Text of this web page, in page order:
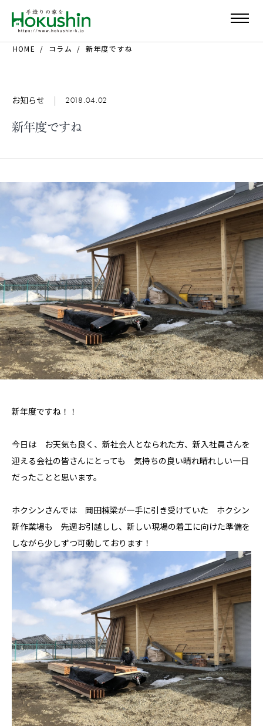
HOME コラム 新年度ですね
お知らせ | 2018.04.02
新年度ですね
新年度ですね！！
今日は お天気も良く、新社会人となられた方、新入社員さんを
迎える会社の皆さんにとっても 気持ちの良い晴れ晴れしい一日
だったことと思います。
ホクシンさんでは 岡田棟梁が一手に引き受けていた ホクシン
新作業場も 先週お引越しし、新しい現場の着工に向けた準備を
しながら少しずつ可動しております！